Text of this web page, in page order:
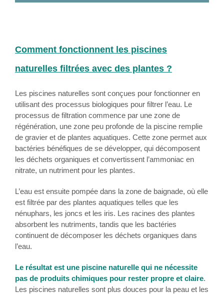
Comment fonctionnent les piscines
naturelles filtrées avec des plantes ?
Les piscines naturelles sont conçues pour fonctionner en
utilisant des processus biologiques pour filtrer l’eau. Le
processus de filtration commence par une zone de
régénération, une zone peu profonde de la piscine remplie
de gravier et de plantes aquatiques. Cette zone permet aux
bactéries bénéfiques de se développer, qui décomposent
les déchets organiques et convertissent l’ammoniac en
nitrate, un nutriment pour les plantes.
L’eau est ensuite pompée dans la zone de baignade, où elle
est filtrée par des plantes aquatiques telles que les
nénuphars, les joncs et les iris. Les racines des plantes
absorbent les nutriments, tandis que les bactéries
continuent de décomposer les déchets organiques dans
l’eau.
Le résultat est une piscine naturelle qui ne nécessite
pas de produits chimiques pour rester propre et claire.
Les piscines naturelles sont plus douces pour la peau et les